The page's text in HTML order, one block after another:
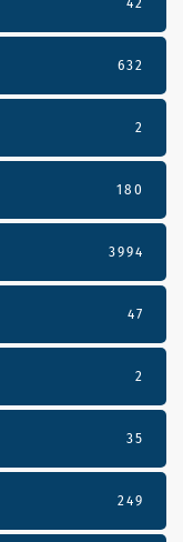
632
2
180
3994
47
2
35
249